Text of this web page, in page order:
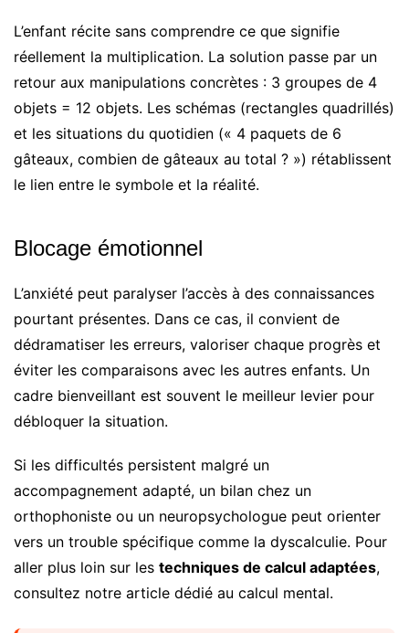
L’enfant récite sans comprendre ce que signifie
réellement la multiplication. La solution passe par un
retour aux manipulations concrètes : 3 groupes de 4
objets = 12 objets. Les schémas (rectangles quadrillés)
et les situations du quotidien (« 4 paquets de 6
gâteaux, combien de gâteaux au total ? ») rétablissent
le lien entre le symbole et la réalité.
Blocage émotionnel
L’anxiété peut paralyser l’accès à des connaissances
pourtant présentes. Dans ce cas, il convient de
dédramatiser les erreurs, valoriser chaque progrès et
éviter les comparaisons avec les autres enfants. Un
cadre bienveillant est souvent le meilleur levier pour
débloquer la situation.
Si les difficultés persistent malgré un
accompagnement adapté, un bilan chez un
orthophoniste ou un neuropsychologue peut orienter
vers un trouble spécifique comme la dyscalculie. Pour
aller plus loin sur les techniques de calcul adaptées,
consultez notre article dédié au calcul mental.